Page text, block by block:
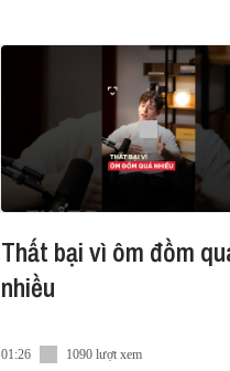
Thất bại vì ôm đồm
nhiều
01:26 1090 lượt xem